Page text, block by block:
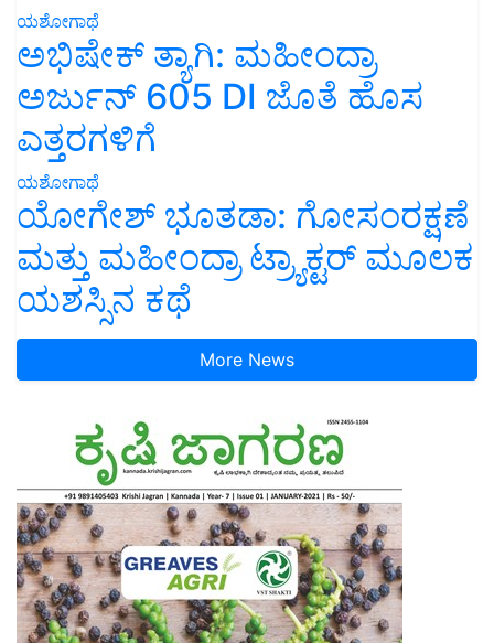
ಯಶೋಗಾಥೆ
ಅಭಿಷೇಕ್ ತ್ಯಾಗಿ: ಮಹೀಂದ್ರಾ
ಅರ್ಜುನ್ 605 DI ಜೊತೆ ಹೊಸ
ಎತ್ತರಗಳಿಗೆ
ಯಶೋಗಾಥೆ
ಯೋಗೇಶ್ ಭೂತಡಾ: ಗೋಸಂರಕ್ಷಣೆ
ಮತ್ತು ಮಹೀಂದ್ರಾ ಟ್ರ್ಯಾಕ್ಟರ್ ಮೂಲಕ
ಯಶಸ್ಸಿನ ಕಥೆ
More News